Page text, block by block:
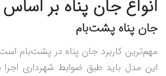
انواع جان پناه بر
جان پناه پشت‌بام
مهم‌ترین کاربرد جان پناه در پشت‌بام